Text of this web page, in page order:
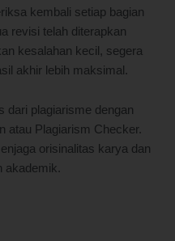
kembali setiap bagian
revisi telah diterapkan
kesalahan kecil, segera
akhir lebih maksimal.
dari plagiarisme dengan
atau Plagiarism Checker.
orisinalitas karya dan
akademik.